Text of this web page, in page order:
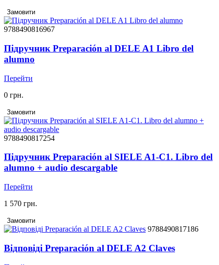
Замовити
9788490816967
Підручник Preparación al DELE A1 Libro del
alumno
Перейти
0 грн.
Замовити
9788490817254
Підручник Preparación al SIELE A1-C1. Libro del
alumno + audio descargable
Перейти
1 570 грн.
Замовити
9788490817186
Відповіді Preparación al DELE A2 Claves